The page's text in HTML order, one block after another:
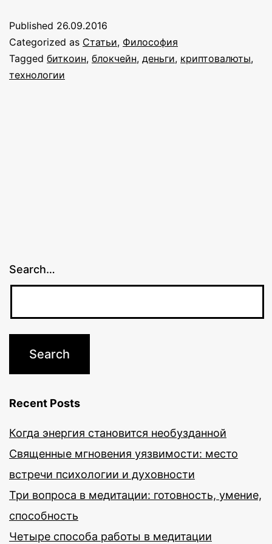
Published 26.09.2016
Categorized as Статьи, Философия
Tagged биткоин, блокчейн, деньги, криптовалюты,
технологии
Search…
Recent Posts
Когда энергия становится необузданной
Священные мгновения уязвимости: место
встречи психологии и духовности
Три вопроса в медитации: готовность, умение,
способность
Четыре способа работы в медитации